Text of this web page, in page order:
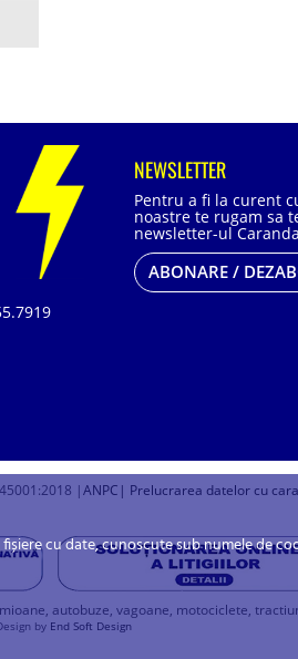
NEWSLETTER
Pentru a fi la curent
noastre te rugam sa
newsletter-ul
ABONARE /
45001:2018 |ANPC | Prelucrarea datelor cu
autobuze, vagoane, motociclete,
by End Soft Design
cu date, cunoscute sub numele de